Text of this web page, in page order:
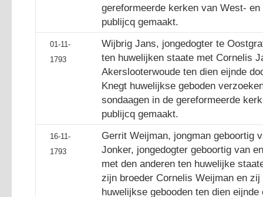
gereformeerde kerken van West-
publijcq gemaakt.
01-11-
1793
Wijbrig Jans, jongedogter te
ten huwelijken staate met Cornelis
Akerslooterwoude ten dien eijnde
Knegt huwelijkse geboden
sondaagen in de gereformeerde
publijcq gemaakt.
16-11-
1793
Gerrit Weijman, jongman geboortig
Jonker, jongedogter geboortig van
met den anderen ten huwelijke
zijn broeder Cornelis Weijman en
huwelijkse gebooden ten dien